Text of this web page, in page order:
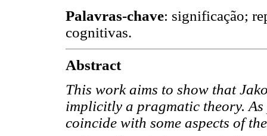
Palavras-chave: significação;
cognitivas.
Abstract
This work aims to show that
implicitly a pragmatic theory.
coincide with some aspects of